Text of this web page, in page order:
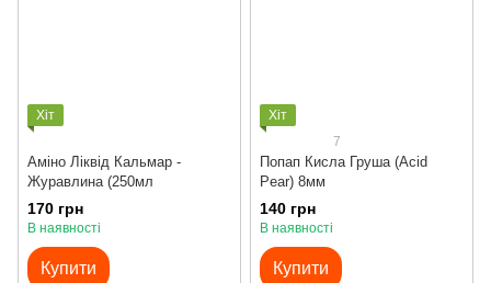
Хіт
Аміно Ліквід Кальмар -
Журавлина (250мл
170 грн
В наявності
Купити
Хіт
7
Попап Кисла Груша (Acid
Pear) 8мм
140 грн
В наявності
Купити